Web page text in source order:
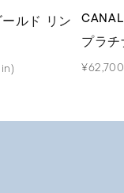
ルド リン
プラ